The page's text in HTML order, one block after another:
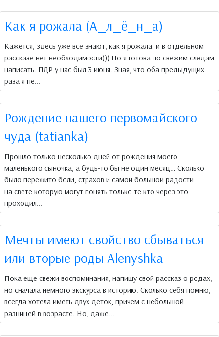
Как я рожала (А_л_ё_н_а)
Кажется, здесь уже все знают, как я рожала, и в отдельном
рассказе нет необходимости))) Но я готова по свежим следам
написать. ПДР у нас был 3 июня. Зная, что оба предыдущих
раза я пе...
Рождение нашего первомайского
чуда (tatianka)
Прошло только несколько дней от рождения моего
маленького сыночка, а будь-то бы не один месяц… Сколько
было пережито боли, страхов и самой большой радости
на свете которую могут понять только те кто через это
проходил...
Мечты имеют свойство сбываться
или вторые роды Аlenyshka
Пока еще свежи воспоминания, напишу свой рассказ о родах,
но сначала немного экскурса в историю. Сколько себя помню,
всегда хотела иметь двух деток, причем с небольшой
разницей в возрасте. Но, даже...